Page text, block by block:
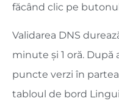
făcând clic pe
Validarea DNS
minute și 1 oră. După
puncte verzi în
tabloul de bord